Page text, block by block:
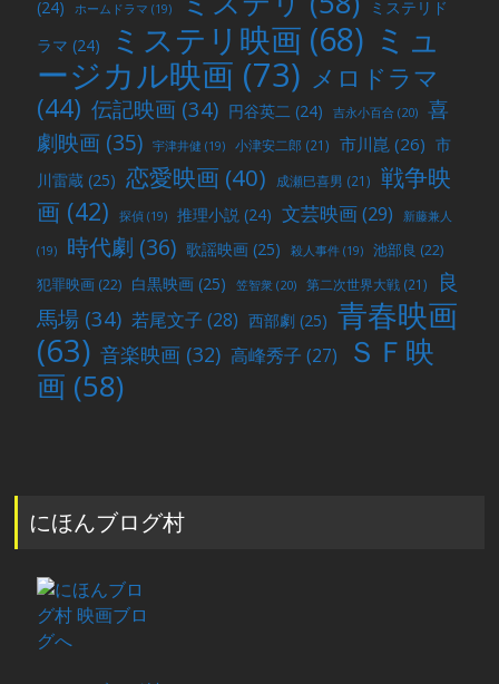
(24)
ホームドラマ (19)
ミステリド
ラマ (24) ミステリ映画 (68) ミュ
ージカル映画 (73) メロドラマ
(44) 伝記映画 (34) 円谷英二 (24) 吉永小百合 (20)
喜
劇映画 (35) 宇津井健 (19) 小津安二郎 (21) 市川崑 (26) 市
川雷蔵 (25) 恋愛映画 (40) 成瀬巳喜男 (21)
戦争映
画 (42) 探偵 (19) 推理小説 (24) 文芸映画(29) 新藤兼人
(19) 時代劇 (36) 歌謡映画 (25) 殺人事件 (19) 池部良 (22)
犯罪映画 (22) 白黒映画 (25) 笠智衆 (20) 第二次世界大戦 (21)
良
馬場 (34) 若尾文子 (28) 西部劇 (25) 青春映画
(63) 音楽映画 (32) 高峰秀子 (27)
ＳＦ映
画 (58)
にほんブログ村